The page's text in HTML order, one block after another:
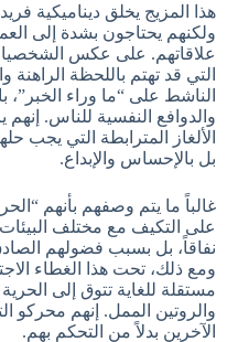
هذا المزيج يخلق ديناميكية
ولكنهم يحتاجون بشدة إلى
علاقاتهم. على عكس
التي قد تهتم باللحظة الراهنة
الناشط على “ما وراء الخبر”،
والدوافع النفسية للناس.
الألغاز المترابطة التي يجب
بل بالإحساس والإبداع.
غالباً ما يتم وصفهم بأنهم
على التكيف مع مختلف
نفاقاً، بل بسبب فضولهم
ومع ذلك، تحت هذا الغطاء
مستقلة للغاية تتوق إلى
والروتين الممل. إنهم محركو
الآخرين بدلاً من التحكم بهم.